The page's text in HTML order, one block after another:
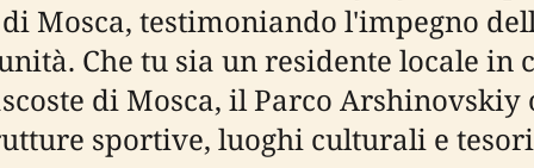
Mosca, testimoniando l'impegno
Che tu sia un residente locale
di Mosca, il Parco
sportive, luoghi culturali e